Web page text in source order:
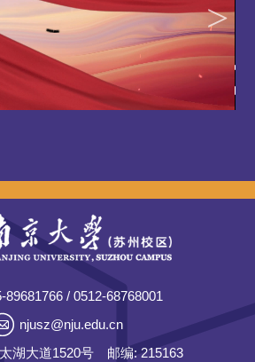
89681766 / 0512-68768001
njusz@nju.edu.cn
湖大道1520号
邮编: 215163